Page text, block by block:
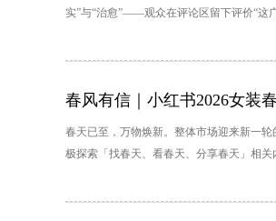
实”与“治愈”——观众在评论区留下评价“这
春风有信｜小红书2026女装
春天已至，万物焕新。整体市场迎来新一
极探索「找春天、看春天、分享春天」相